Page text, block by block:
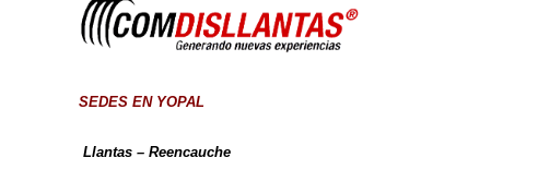
SEDES EN YOPAL
Llantas – Reencauche